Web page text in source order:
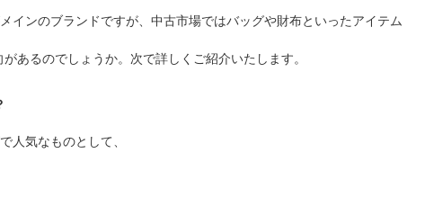
インのブランドですが、中古市場ではバッグや財布といったアイテム
あるのでしょうか。次で詳しくご紹介いたします。
人気なものとして、